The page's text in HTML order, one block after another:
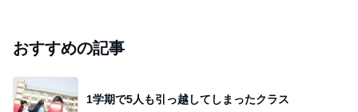
おすすめの記事
1学期で5人も引っ越してしまったクラス